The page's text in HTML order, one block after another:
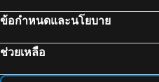
Kelly Tarlton's Underwater World
Bay of Islands Vintage Railway
ข้อกำหนดและนโยบาย
ช่วยเหลือ